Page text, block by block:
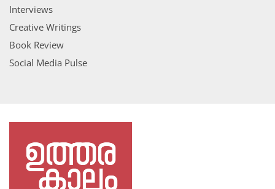
Interviews
Creative Writings
Book Review
Social Media Pulse